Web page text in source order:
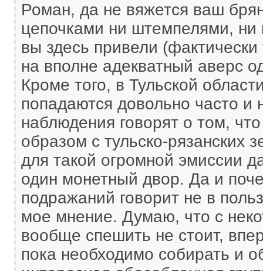
Роман, да не вяжется ваш
цепочками ни штемпелями, ни
вы здесь привели
на вполне адекватный аверс
Кроме того, в Тульской
попадаются довольно часто
наблюдения говорят о том,
образом с тульско-
для такой огромной эмиссии
один монетный двор. Да и
подражаний говорит не в
мое мнение. Думаю, что с
вообще спешить не стоит,
пока необходимо собирать и